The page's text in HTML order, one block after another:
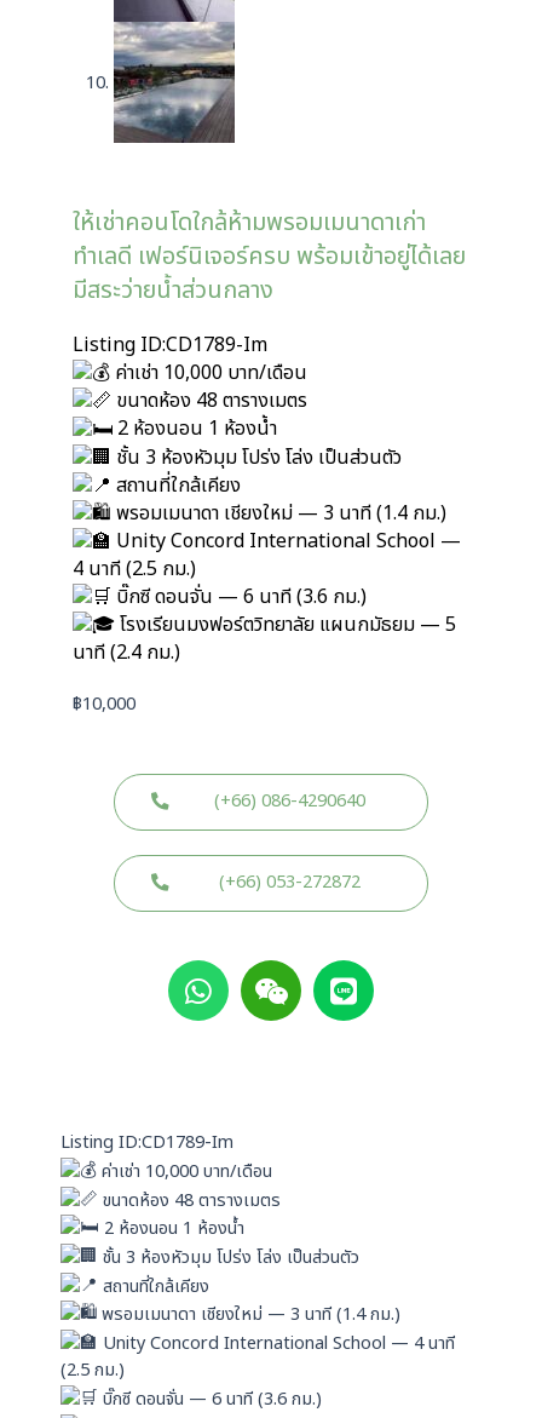
ให้เช่าคอนโดใกล้ห้ามพรอมเมนาดาเก่า
ทำเลดี เฟอร์นิเจอร์ครบ พร้อมเข้าอยู่ได้เลย
มีสระว่ายน้ำส่วนกลาง
Listing ID:CD1789-Im
ค่าเช่า 10,000 บาท/เดือน
ขนาดห้อง 48 ตารางเมตร
2 ห้องนอน 1 ห้องน้ำ
ชั้น 3 ห้องหัวมุม โปร่ง โล่ง เป็นส่วนตัว
สถานที่ใกล้เคียง
พรอมเมนาดา เชียงใหม่ — 3 นาที (1.4 กม.)
Unity Concord International School —
4 นาที (2.5 กม.)
บิ๊กซี ดอนจั่น — 6 นาที (3.6 กม.)
โรงเรียนมงฟอร์ตวิทยาลัย แผนกมัธยม — 5
นาที (2.4 กม.)
฿10,000
(+66) 086-4290640
(+66) 053-272872
W
h
a
p
p
W
e
i
L
i
n
Listing ID:CD1789-Im
ค่าเช่า 10,000 บาท/เดือน
ขนาดห้อง 48 ตารางเมตร
2 ห้องนอน 1 ห้องน้ำ
ชั้น 3 ห้องหัวมุม โปร่ง โล่ง เป็นส่วนตัว
สถานที่ใกล้เคียง
พรอมเมนาดา เชียงใหม่ — 3 นาที (1.4 กม.)
Unity Concord International School — 4 นาที
(2.5 กม.)
บิ๊กซี ดอนจั่น — 6 นาที (3.6 กม.)